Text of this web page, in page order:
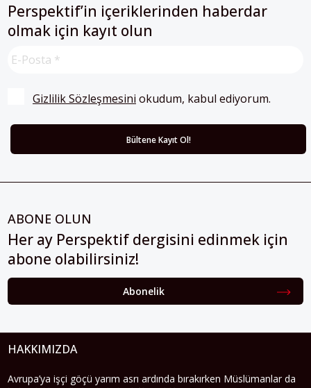
Perspektif’in içeriklerinden haberdar
olmak için kayıt olun
Gizlilik Sözleşmesini okudum, kabul ediyorum.
ABONE OLUN
Her ay Perspektif dergisini edinmek için
abone olabilirsiniz!
Abonelik
HAKKIMIZDA
Avrupa’ya işçi göçü yarım asrı ardında bırakırken Müslümanlar da